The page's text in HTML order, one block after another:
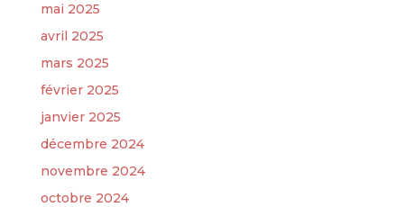
mai 2025
avril 2025
mars 2025
février 2025
janvier 2025
décembre 2024
novembre 2024
octobre 2024